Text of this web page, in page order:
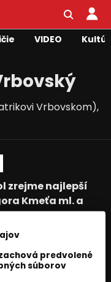
VIDEO
Vrbovskom),
zrejme najlepší
Kmeťa ml. a
min. čítania
predvolené
súborov